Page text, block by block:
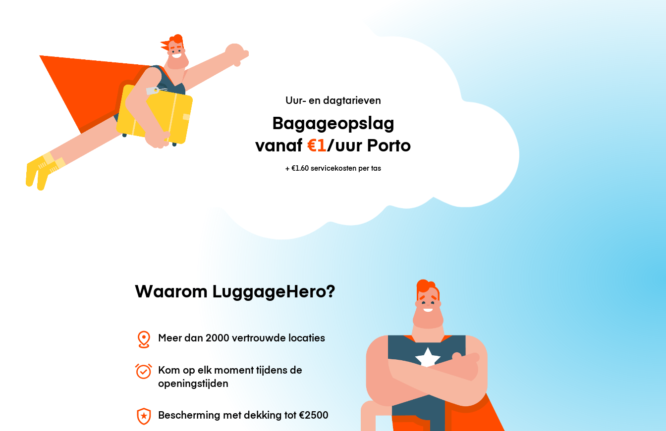
Uur- en dagtarieven
Bagageopslag
vanaf €1/uur Porto
+ €1.60servicekosten per tas
Waarom LuggageHero?
Meer dan 2000 vertrouwde locaties
Kom op elk moment tijdens de
openingstijden
Bescherming met dekking tot €2500